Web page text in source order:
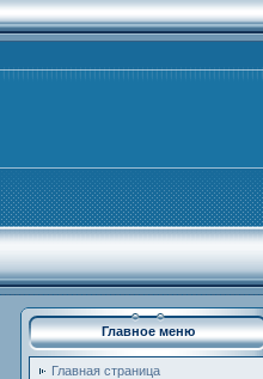
Главное меню
Главная страница